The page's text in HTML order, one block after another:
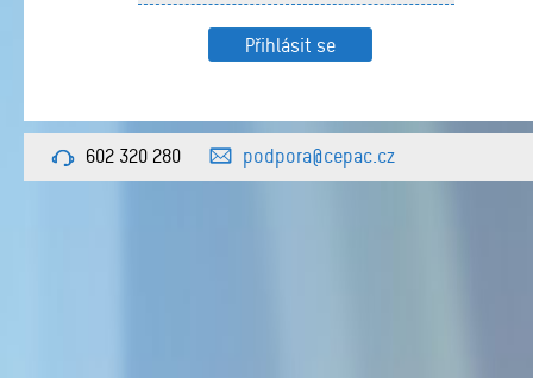
Přihlásit se
602 320 280 podpora@cepac.cz